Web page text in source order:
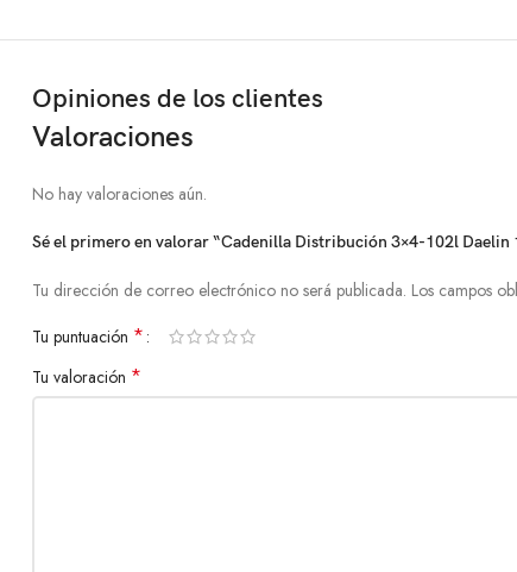
Opiniones de los clientes
Valoraciones
No hay valoraciones aún.
Sé el primero en valorar “Cadenilla Distribución 3×4-102l Daelin
Tu dirección de correo electrónico no será publicada. Los campos
Tu puntuación *
Tu valoración *